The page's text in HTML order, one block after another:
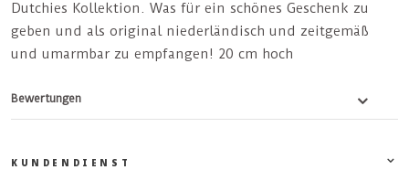
Dutchies Kollektion. Was für ein schönes Geschenk zu
geben und als original niederländisch und zeitgemäß
und umarmbar zu empfangen! 20 cm hoch
Bewertungen
KUNDENDIENST